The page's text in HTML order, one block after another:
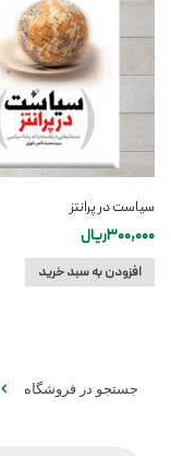
سیاست در پرانتز
300,000ریال
افزودن به سبد خرید
جستجو در فروشگاه